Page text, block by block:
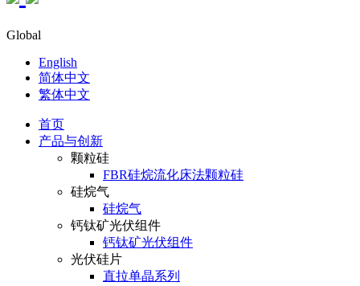
Global
English
简体中文
繁体中文
首页
产品与创新
颗粒硅
FBR硅烷流化床法颗粒硅
硅烷气
硅烷气
钙钛矿光伏组件
钙钛矿光伏组件
光伏硅片
直拉单晶系列